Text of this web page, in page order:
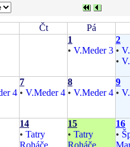
Čt
Pá
1
• V.Meder 3
2
•
•
4
7
• V.Meder 4
8
• V.Meder 4
9
•
14
• Tatry
Roháče
15
• Tatry
Roháče
16
•